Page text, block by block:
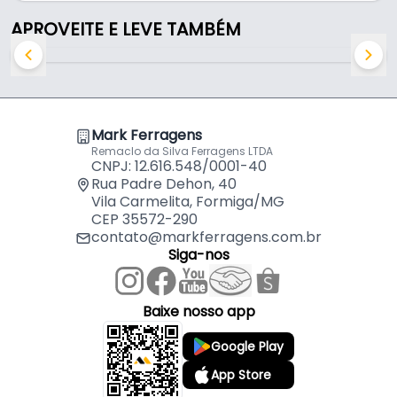
Tomada Easy Instal Simples Branca de Embutir de
2 Pinos + 1 Terra de 20a 250v Guidini
por R$16,74
Pinos + 1 Terra de 20a 250v Guidini
por R$16,74
Tomada Easy Instal Simples Cinza de Embutir de 2
Pinos + 1 Terra de 20a 250v Guidini
18,88
APROVEITE E LEVE TAMBÉM
Mark Ferragens
Remaclo da Silva Ferragens LTDA
CNPJ: 12.616.548/0001-40
Rua Padre Dehon, 40
Vila Carmelita, Formiga/MG
CEP 35572-290
contato@markferragens.com.br
Siga-nos
Baixe nosso app
Google Play
App Store